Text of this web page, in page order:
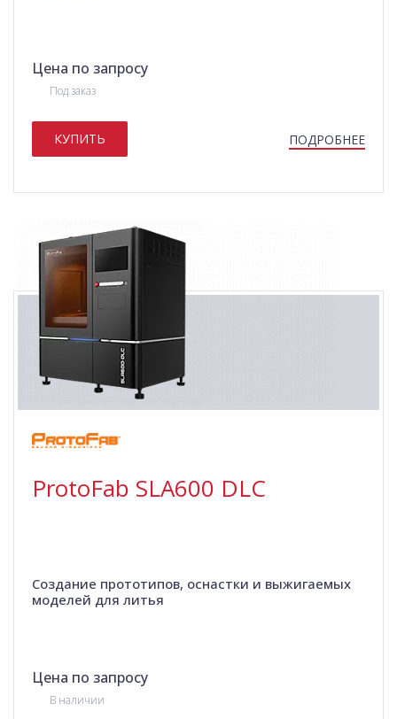
Цена по запросу
Под заказ
КУПИТЬ ПОДРОБНЕЕ
ProtoFab SLA600 DLC
Создание прототипов, оснастки и выжигаемых
моделей для литья
Цена по запросу
В наличии